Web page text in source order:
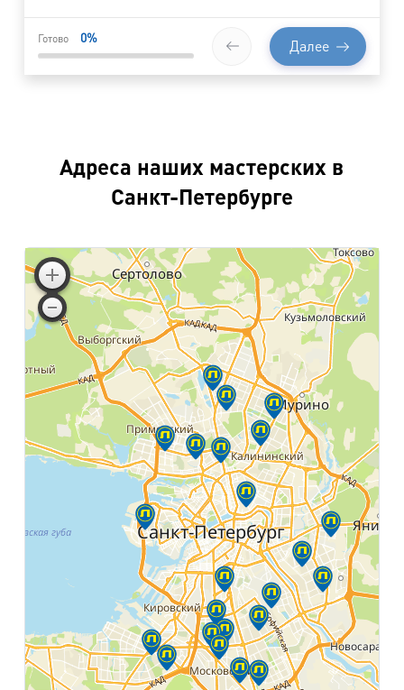
Готово 0% Далее
Адреса наших мастерских в
Санкт-Петербурге